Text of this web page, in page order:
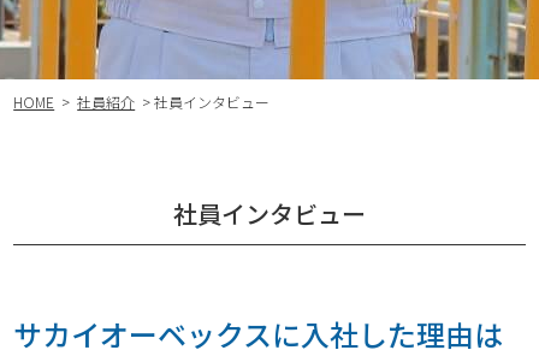
HOME >社員紹介 > 社員インタビュー
社員インタビュー
サカイオーベックスに入社した理由は